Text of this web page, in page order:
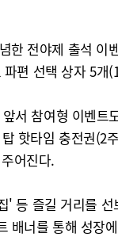
한 전야제 출석
편 선택 상자 5개
서 참여형 이벤
핫타임 충전권
어진다.
등 즐길 거리를
배너를 통해 성